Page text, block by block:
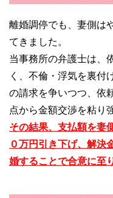
離婚調停でも、妻側は
てきました。
当事務所の弁護士は、
く、不倫・浮気を裏付
の請求を争いつつ、依
点から金額交渉を粘り
その結果、支払額を妻
０万円引き下げ、解決
婚することで合意に至